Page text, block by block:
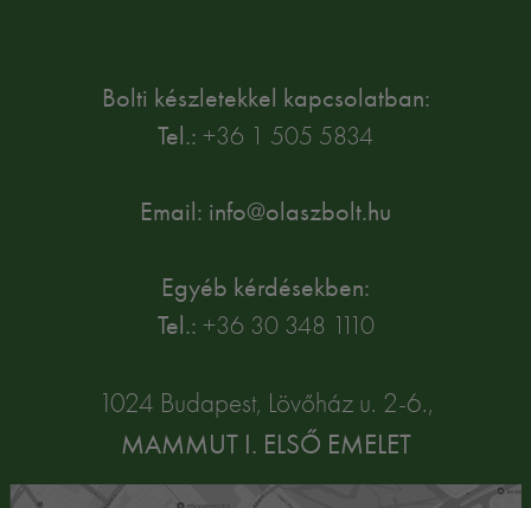
Bolti készletekkel kapcsolatban:
Tel.: +36 1 505 5834
Email: info@olaszbolt.hu
Egyéb kérdésekben:
Tel.: +36 30 348 1110
1024 Budapest, Lövőház u. 2-6.,
MAMMUT I. ELSŐ EMELET